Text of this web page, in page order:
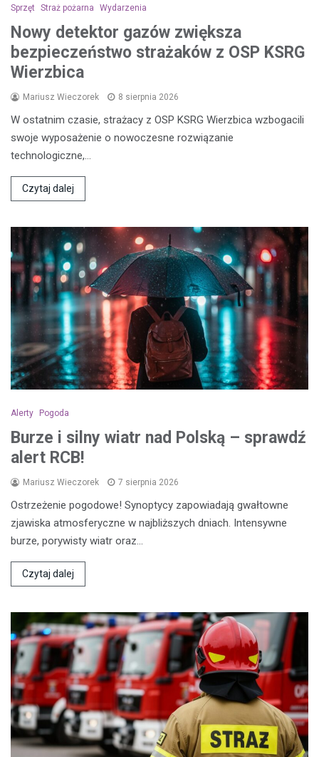
Sprzęt Straż pożarna Wydarzenia
Nowy detektor gazów zwiększa
bezpieczeństwo strażaków z OSP KSRG
Wierzbica
Mariusz Wieczorek 8 sierpnia 2026
W ostatnim czasie, strażacy z OSP KSRG Wierzbica wzbogacili
swoje wyposażenie o nowoczesne rozwiązanie
technologiczne,…
Czytaj dalej
Alerty Pogoda
Burze i silny wiatr nad Polską – sprawdź
alert RCB!
Mariusz Wieczorek 7 sierpnia 2026
Ostrzeżenie pogodowe! Synoptycy zapowiadają gwałtowne
zjawiska atmosferyczne w najbliższych dniach. Intensywne
burze, porywisty wiatr oraz…
Czytaj dalej